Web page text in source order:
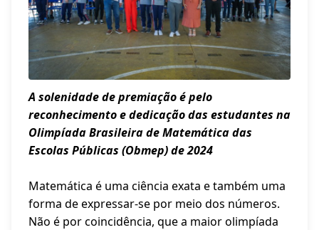
A solenidade de premiação é pelo
reconhecimento e dedicação das estudantes na
Olimpíada Brasileira de Matemática das
Escolas Públicas (Obmep) de 2024
Matemática é uma ciência exata e também uma
forma de expressar-se por meio dos números.
Não é por coincidência, que a maior olimpíada